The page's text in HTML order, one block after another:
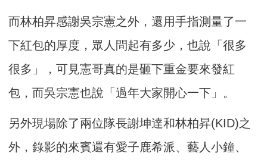
而林柏昇感謝吳宗憲之外，還用手指測量了一
下紅包的厚度，眾人問起有多少，也說「很多
很多」，可見憲哥真的是砸下重金要來發紅
包，而吳宗憲也說「過年大家開心一下」。
另外現場除了兩位隊長謝坤達和林柏昇(KID)之
外，錄影的來賓還有愛子鹿希派、藝人小鐘、